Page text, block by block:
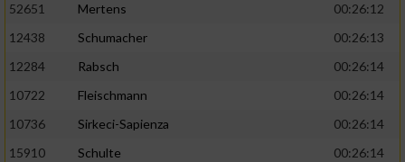
52651
Mertens
00:26:12
12438
Schumacher
00:26:13
12284
Rabsch
00:26:14
10722
Fleischmann
00:26:14
10736
Sirkeci-Sapienza
00:26:14
15910
Schulte
00:26:14